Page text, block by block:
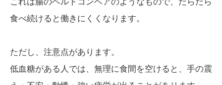
食べ続けると働きにくくなります。
ただし、注意点があります。
低血糖がある人では、無理に食間を空けると、手の震